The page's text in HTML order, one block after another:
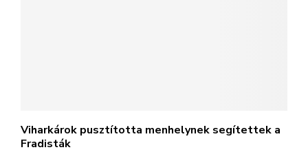
Viharkárok pusztította menhelynek segítettek a
Fradisták